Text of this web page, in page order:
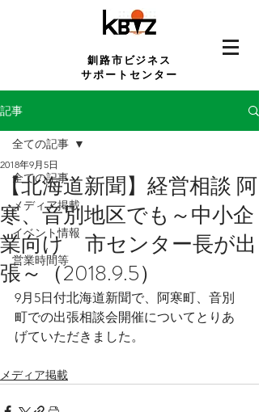
釧路市ビジネス
サポートセンター
記事
全ての記事
メディア掲載
イベント情報
営業時間等
全ての記事
【北海道新聞】経営相談 阿
寒、音別地区でも～中小企
業向け 市センター長が出
張～（2018.9.5）
2018年9月5日
9月5日付北海道新聞で、阿寒町、音別
町での出張相談会開催についてとりあ
げていただきました。
メディア掲載